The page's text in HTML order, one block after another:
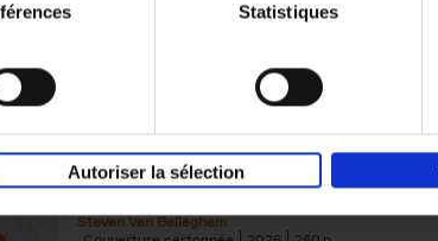
Statistiques
Autoriser la sélection
Deep Loyalty (ENG)
Steven Van Belleghem